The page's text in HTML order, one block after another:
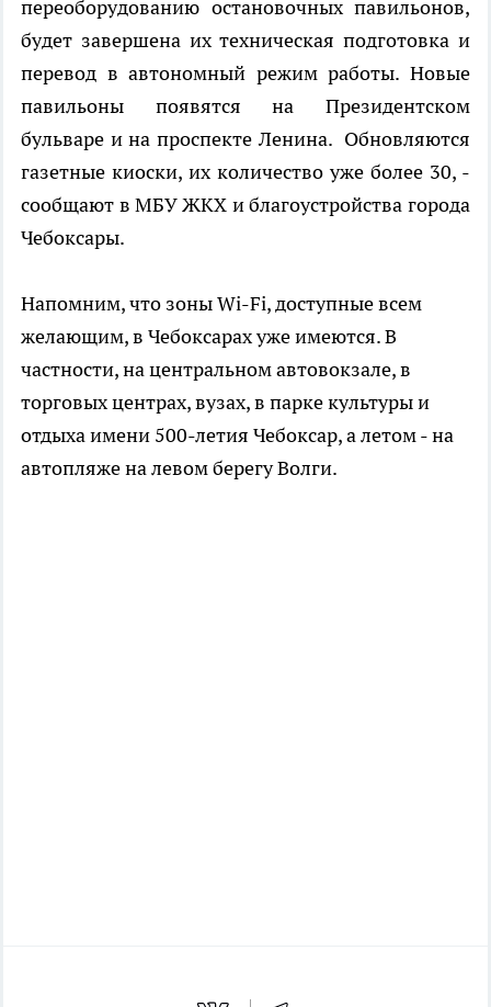
переоборудованию остановочных павильонов,
будет завершена их техническая подготовка и
перевод в автономный режим работы. Новые
павильоны появятся на Президентском
бульваре и на проспекте Ленина. Обновляются
газетные киоски, их количество уже более 30, -
сообщают в МБУ ЖКХ и благоустройства города
Чебоксары.
Напомним, что зоны Wi-Fi, доступные всем
желающим, в Чебоксарах уже имеются. В
частности, на центральном автовокзале, в
торговых центрах, вузах, в парке культуры и
отдыха имени 500-летия Чебоксар, а летом - на
автопляже на левом берегу Волги.